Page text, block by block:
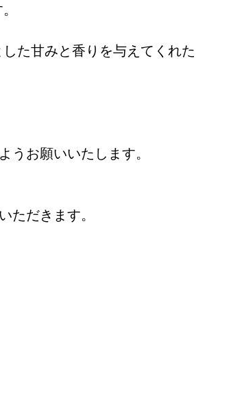
た甘みと香りを与えてくれた
お願いいたします。
ただきます。